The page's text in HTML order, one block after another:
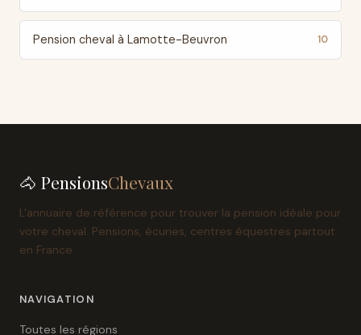
Pension cheval à Lamotte-Beuvron 10
🐴 PensionsChevaux
L'annuaire de référence pour trouver la pension idéale pour
votre cheval. Pensions, écuries, centres équestres partout
en France.
NAVIGATION
Toutes les régions